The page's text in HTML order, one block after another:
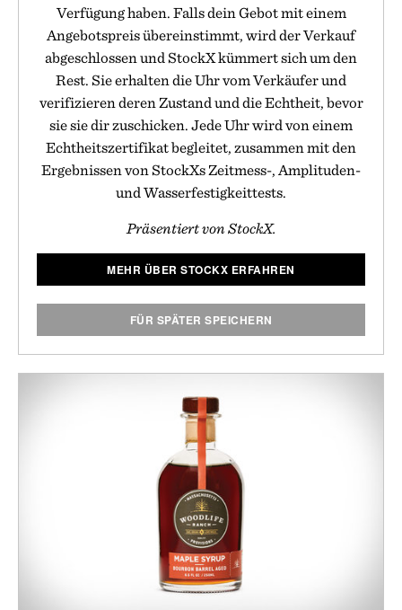
Verfügung haben. Falls dein Gebot mit einem
Angebotspreis übereinstimmt, wird der Verkauf
abgeschlossen und StockX kümmert sich um den
Rest. Sie erhalten die Uhr vom Verkäufer und
verifizieren deren Zustand und die Echtheit, bevor
sie sie dir zuschicken. Jede Uhr wird von einem
Echtheitszertifikat begleitet, zusammen mit den
Ergebnissen von StockXs Zeitmess-, Amplituden-
und Wasserfestigkeittests.
Präsentiert von StockX.
MEHR ÜBER STOCKX ERFAHREN
FÜR SPÄTER SPEICHERN